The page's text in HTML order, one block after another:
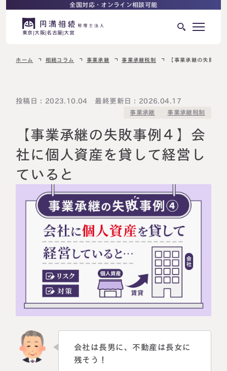
全国対応・オンライン相談可能
東京 大阪 名古屋 大宮
相続ロードマップ
ご相談の流れ
選ばれる理由
よくある質問
相続を学ぶ
相続税申告について
ご相談の流れ
相続に備えたい方へ
生前対策相談について
相続税試算について
料金表
選ばれる理由
よくある質問
ホーム 相続コラム 事業承継 事業承継税制 【事業承継の失敗事
投稿日：2023.10.04 最終更新日：2026.04.17
事業承継 事業承継税制
【事業承継の失敗事例４】会
社に個人資産を貸して経営し
ていると
会社は長男に、不動産は長女に
残そう！